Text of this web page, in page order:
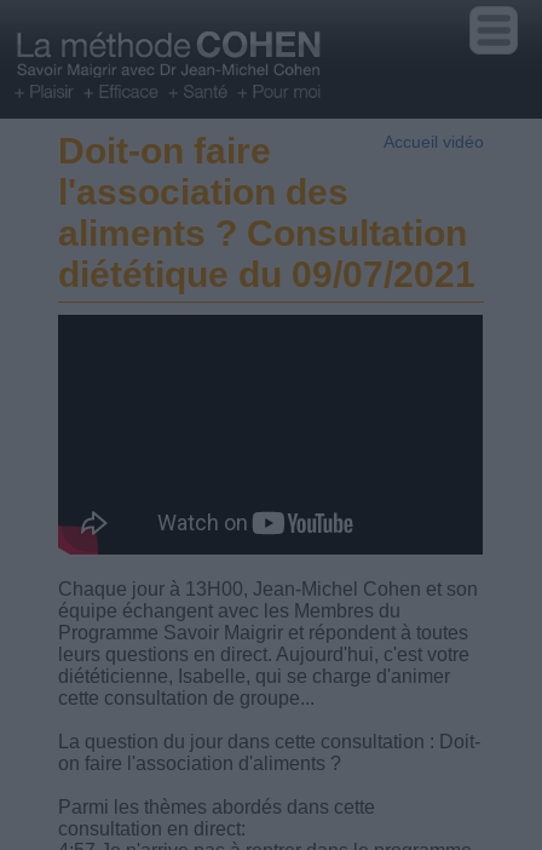
Accueil vidéo
Doit-on faire
l'association des
aliments ? Consultation
diététique du 09/07/2021
Chaque jour à 13H00, Jean-Michel Cohen et son
équipe échangent avec les Membres du
Programme Savoir Maigrir et répondent à toutes
leurs questions en direct. Aujourd'hui, c'est votre
diététicienne, Isabelle, qui se charge d'animer
cette consultation de groupe...
La question du jour dans cette consultation : Doit-
on faire l'association d'aliments ?
Parmi les thèmes abordés dans cette
consultation en direct: